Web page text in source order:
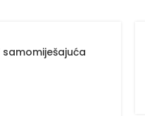
samomiješajuća